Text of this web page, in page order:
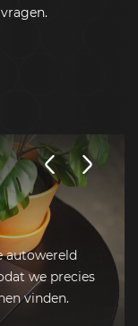
autowereld
we precies
vinden.